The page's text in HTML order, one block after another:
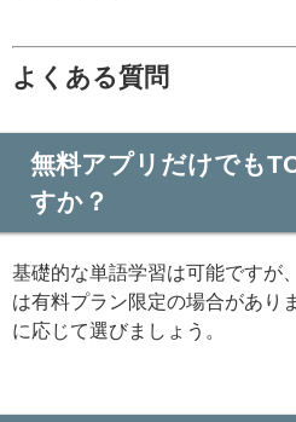
よくある質問
無料アプリだけでも
すか？
基礎的な単語学習は可能ですが
は有料プラン限定の場合があり
に応じて選びましょう。